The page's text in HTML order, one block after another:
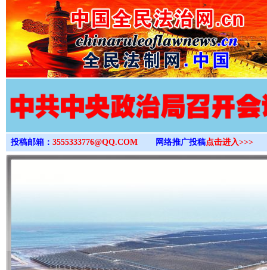
>
投稿邮箱： 3555333776@QQ.COM 网络推广投稿点击进入>>>